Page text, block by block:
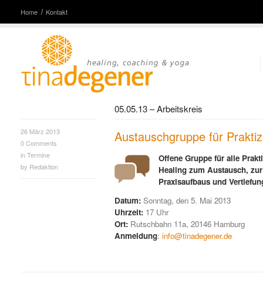
Home Kontakt
05.05.13 – Arbeitskreis
26 März 2013
0Comments
inTermine
by Redaktion
Austauschgruppe für
Offene Gruppe für alle
Healing zum Austausch,
Praxisaufbaus und
Datum: Sonntag, den 5. Mai 2013
Uhrzeit: 17 Uhr
Ort: Rutschbahn 11a, 20146 Hamburg
Anmeldung: info@tinadegener.de